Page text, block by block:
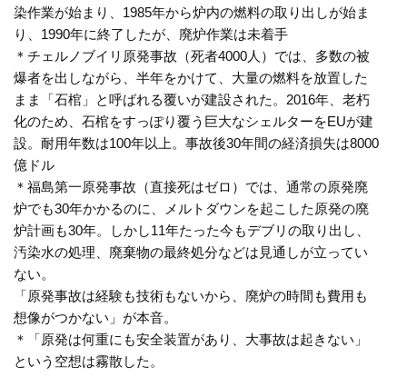
染作業が始まり、1985年から炉内の燃料の取り出しが始ま
り、1990年に終了したが、廃炉作業は未着手
＊チェルノブイリ原発事故（死者4000人）では、多数の被
爆者を出しながら、半年をかけて、大量の燃料を放置した
まま「石棺」と呼ばれる覆いが建設された。 2016年、老朽
化のため、石棺をすっぽり覆う巨大なシェルターをEUが建
設。耐用年数は100年以上。事故後30年間の経済損失は8000
億ドル
＊福島第一原発事故（直接死はゼロ）では、通常の原発廃
炉でも30年かかるのに、メルトダウンを起こした原発の廃
炉計画も30年。しかし11年たった今もデブリの取り出し、
汚染水の処理、廃棄物の最終処分などは見通しが立ってい
ない。
「原発事故は経験も技術もないから、廃炉の時間も費用も
想像がつかない」が本音。
＊「原発は何重にも安全装置があり、大事故は起きない」
という空想は霧散した。